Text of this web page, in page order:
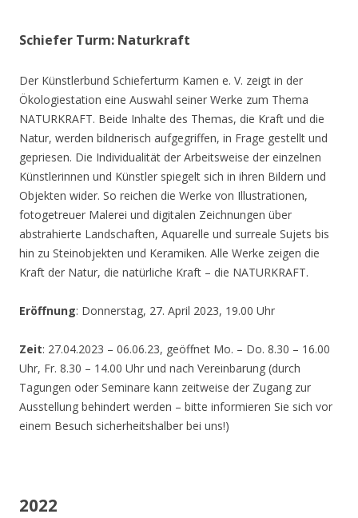
Schiefer Turm: Naturkraft
Der Künstlerbund Schieferturm Kamen e. V. zeigt in der
Ökologiestation eine Auswahl seiner Werke zum Thema
NATURKRAFT. Beide Inhalte des Themas, die Kraft und die
Natur, werden bildnerisch aufgegriffen, in Frage gestellt und
gepriesen. Die Individualität der Arbeitsweise der einzelnen
Künstlerinnen und Künstler spiegelt sich in ihren Bildern und
Objekten wider. So reichen die Werke von Illustrationen,
fotogetreuer Malerei und digitalen Zeichnungen über
abstrahierte Landschaften, Aquarelle und surreale Sujets bis
hin zu Steinobjekten und Keramiken. Alle Werke zeigen die
Kraft der Natur, die natürliche Kraft – die NATURKRAFT.
Eröffnung: Donnerstag, 27. April 2023, 19.00 Uhr
Zeit: 27.04.2023 – 06.06.23, geöffnet Mo. – Do. 8.30 – 16.00
Uhr, Fr. 8.30 – 14.00 Uhr und nach Vereinbarung (durch
Tagungen oder Seminare kann zeitweise der Zugang zur
Ausstellung behindert werden – bitte informieren Sie sich vor
einem Besuch sicherheitshalber bei uns!)
2022